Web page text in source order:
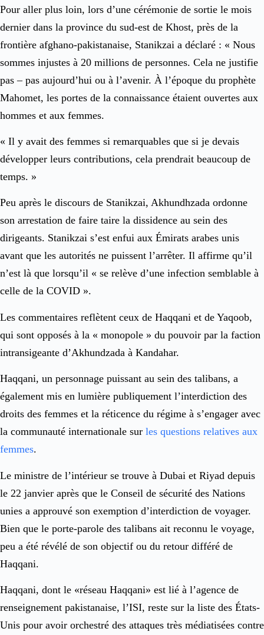
Pour aller plus loin, lors d’une cérémonie de sortie le mois
dernier dans la province du sud-est de Khost, près de la
frontière afghano-pakistanaise, Stanikzai a déclaré : « Nous
sommes injustes à 20 millions de personnes. Cela ne justifie
pas – pas aujourd’hui ou à l’avenir. À l’époque du prophète
Mahomet, les portes de la connaissance étaient ouvertes aux
hommes et aux femmes.
« Il y avait des femmes si remarquables que si je devais
développer leurs contributions, cela prendrait beaucoup de
temps. »
Peu après le discours de Stanikzai, Akhundhzada ordonne
son arrestation de faire taire la dissidence au sein des
dirigeants. Stanikzai s’est enfui aux Émirats arabes unis
avant que les autorités ne puissent l’arrêter. Il affirme qu’il
n’est là que lorsqu’il « se relève d’une infection semblable à
celle de la COVID ».
Les commentaires reflètent ceux de Haqqani et de Yaqoob,
qui sont opposés à la « monopole » du pouvoir par la faction
intransigeante d’Akhundzada à Kandahar.
Haqqani, un personnage puissant au sein des talibans, a
également mis en lumière publiquement l’interdiction des
droits des femmes et la réticence du régime à s’engager avec
la communauté internationale sur les questions relatives aux
femmes.
Le ministre de l’intérieur se trouve à Dubai et Riyad depuis
le 22 janvier après que le Conseil de sécurité des Nations
unies a approuvé son exemption d’interdiction de voyager.
Bien que le porte-parole des talibans ait reconnu le voyage,
peu a été révélé de son objectif ou du retour différé de
Haqqani.
Haqqani, dont le «réseau Haqqani» est lié à l’agence de
renseignement pakistanaise, l’ISI, reste sur la liste des États-
Unis pour avoir orchestré des attaques très médiatisées contre